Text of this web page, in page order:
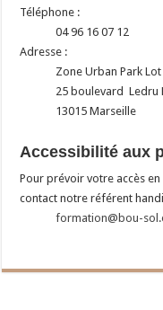
Téléphone :
04 96 16 07 12
Adresse :
Zone Urban Park Lot
25 boulevard Ledru
13015 Marseille
Accessibilité aux
Pour prévoir votre accès
contact notre référent
formation@bou-